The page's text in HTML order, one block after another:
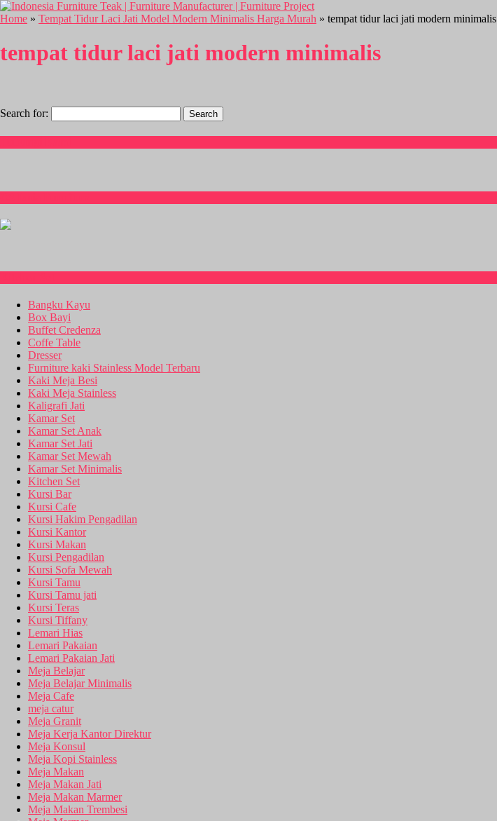
Home » Tempat Tidur Laci Jati Model Modern Minimalis Harga Murah » tempat tidur laci jati modern minimalis
tempat tidur laci jati modern minimalis
Search for:
Bangku Kayu
Box Bayi
Buffet Credenza
Coffe Table
Dresser
Furniture kaki Stainless Model Terbaru
Kaki Meja Besi
Kaki Meja Stainless
Kaligrafi Jati
Kamar Set
Kamar Set Anak
Kamar Set Jati
Kamar Set Mewah
Kamar Set Minimalis
Kitchen Set
Kursi Bar
Kursi Cafe
Kursi Hakim Pengadilan
Kursi Kantor
Kursi Makan
Kursi Pengadilan
Kursi Sofa Mewah
Kursi Tamu
Kursi Tamu jati
Kursi Teras
Kursi Tiffany
Lemari Hias
Lemari Pakaian
Lemari Pakaian Jati
Meja Belajar
Meja Belajar Minimalis
Meja Cafe
meja catur
Meja Granit
Meja Kerja Kantor Direktur
Meja Konsul
Meja Kopi Stainless
Meja Makan
Meja Makan Jati
Meja Makan Marmer
Meja Makan Trembesi